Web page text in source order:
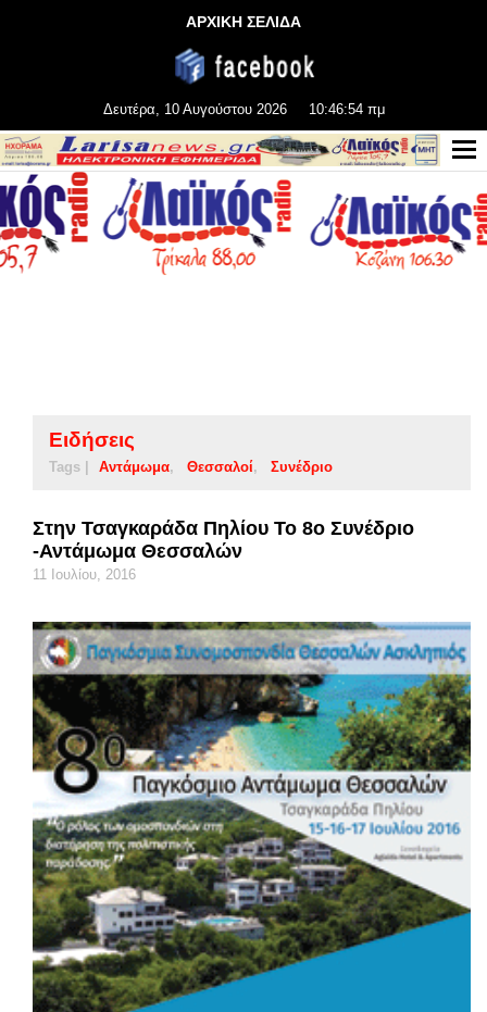
ΑΡΧΙΚΗ ΣΕΛΙΔΑ
Δευτέρα, 10 Αυγούστου 2026 10:46:54 πμ
Ειδήσεις
Tags | Αντάμωμα Θεσσαλοί Συνέδριο
Στην Τσαγκαράδα Πηλίου Το 8ο Συνέδριο
-Αντάμωμα Θεσσαλών
11 Ιουλίου, 2016